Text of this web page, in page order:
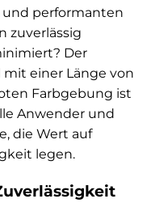
und performanten
zuverlässig
Der
mit einer Länge von
Farbgebung ist
Anwender und
die Wert auf
legen.